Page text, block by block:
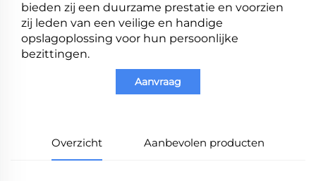
bieden zij een duurzame prestatie en voorzien
zij leden van een veilige en handige
opslagoplossing voor hun persoonlijke
bezittingen.
Aanvraag
Overzicht Aanbevolen producten